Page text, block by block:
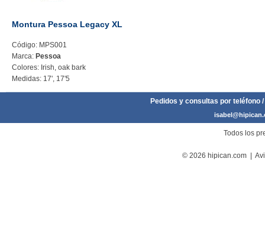
Montura Pessoa Legacy XL
Código: MPS001
Marca: Pessoa
Colores: Irish, oak bark
Medidas: 17', 17'5
Pedidos y consultas por teléfono
Todos los
© 2026 hipican.com |